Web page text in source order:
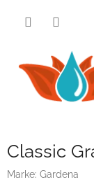
Classic
Marke: Gardena